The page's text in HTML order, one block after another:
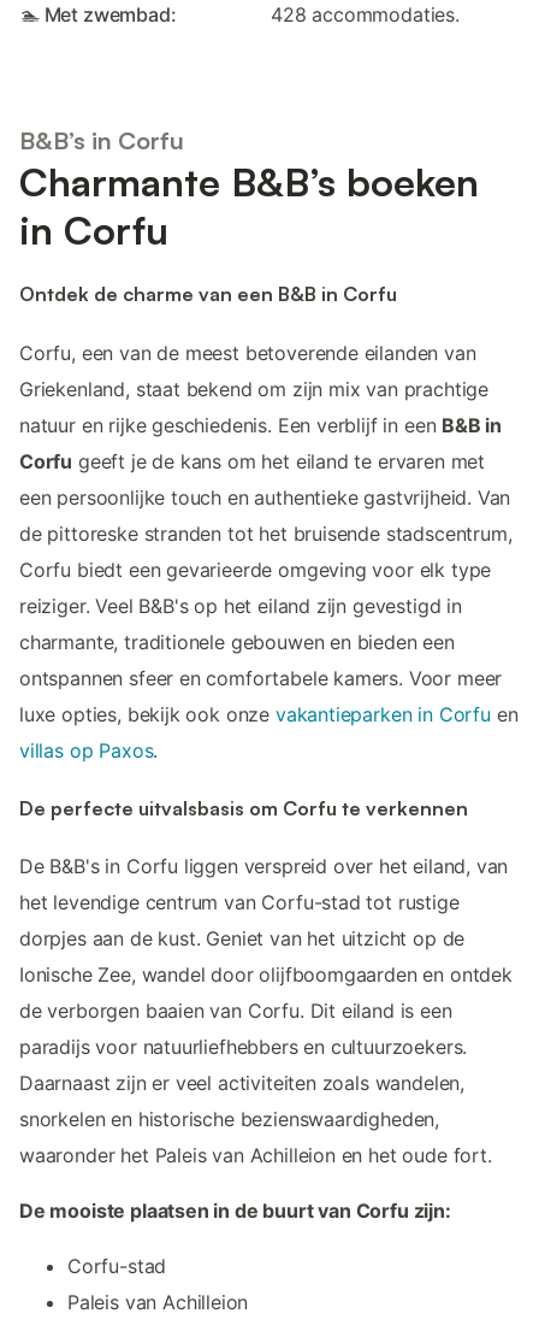
🏊 Met zwembad: 428 accommodaties.
B&B’s in Corfu
Charmante B&B’s boeken
in Corfu
Ontdek de charme van een B&B in Corfu
Corfu, een van de meest betoverende eilanden van
Griekenland, staat bekend om zijn mix van prachtige
natuur en rijke geschiedenis. Een verblijf in een B&B in
Corfu geeft je de kans om het eiland te ervaren met
een persoonlijke touch en authentieke gastvrijheid. Van
de pittoreske stranden tot het bruisende stadscentrum,
Corfu biedt een gevarieerde omgeving voor elk type
reiziger. Veel B&B's op het eiland zijn gevestigd in
charmante, traditionele gebouwen en bieden een
ontspannen sfeer en comfortabele kamers. Voor meer
luxe opties, bekijk ook onze vakantieparken in Corfu en
villas op Paxos.
De perfecte uitvalsbasis om Corfu te verkennen
De B&B's in Corfu liggen verspreid over het eiland, van
het levendige centrum van Corfu-stad tot rustige
dorpjes aan de kust. Geniet van het uitzicht op de
Ionische Zee, wandel door olijfboomgaarden en ontdek
de verborgen baaien van Corfu. Dit eiland is een
paradijs voor natuurliefhebbers en cultuurzoekers.
Daarnaast zijn er veel activiteiten zoals wandelen,
snorkelen en historische bezienswaardigheden,
waaronder het Paleis van Achilleion en het oude fort.
De mooiste plaatsen in de buurt van Corfu zijn:
Corfu-stad
Paleis van Achilleion